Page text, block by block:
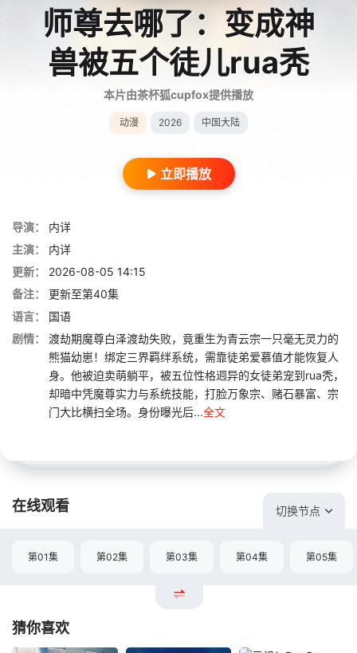
师尊去哪了：变成神
兽被五个徒儿rua秃
本片由茶杯狐cupfox提供播放
动漫 2026 中国大陆
立即播放
导演：
内详
主演：
内详
更新：
2026-08-05 14:15
备注：
更新至第40集
语言：
国语
剧情：
渡劫期魔尊白泽渡劫失败，竟重生为青云宗一只毫无灵力的
熊猫幼崽！绑定三界羁绊系统，需靠徒弟爱慕值才能恢复人
身。他被迫卖萌躺平，被五位性格迥异的女徒弟宠到rua秃，
却暗中凭魔尊实力与系统技能，打脸万象宗、赌石暴富、宗
门大比横扫全场。身份曝光后...全文
在线观看 切换节点
第01集 第02集 第03集 第04集 第05集
猜你喜欢